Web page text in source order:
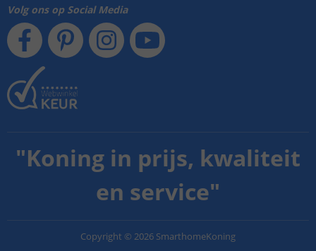
Volg ons op Social Media
"Koning in prijs, kwaliteit
en service"
Copyright © 2026 SmarthomeKoning